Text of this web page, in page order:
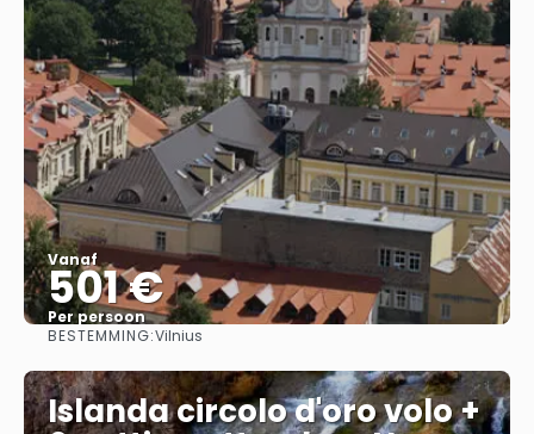
Vanaf
501 €
Per persoon
BESTEMMING:Vilnius
Islanda circolo d'oro volo +